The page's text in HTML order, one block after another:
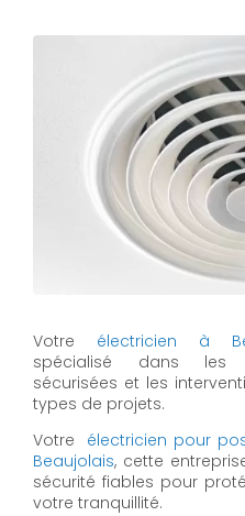
Votre électricien à
spécialisé dans les
sécurisées et les
types de projets.
Votre électricien pour
Beaujolais, cette
sécurité fiables pour
votre tranquillité.